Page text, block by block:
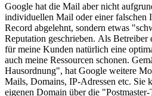
Google hat die Mail aber nicht
individuellen Mail oder einer falschen
Record abgelehnt, sondern etwas
Reputation geschrieben. Als Betreiber
für meine Kunden natürlich eine
auch meine Ressourcen schonen.
Hausordnung", hat Google weitere
Mails, Domains, IP-Adressen etc. Sie
eigenen Domain über die